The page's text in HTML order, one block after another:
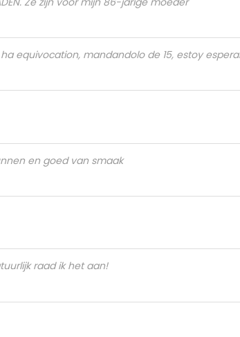
ha equivocation, mandandolo de 15, estoy
en goed van smaak
raad ik het aan!